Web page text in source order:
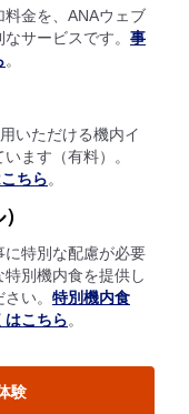
金を、ANAウェブ
サービスです。 事
。
いただける機内イ
ます（有料）。
ちら。
特別な配慮が必要
別機内食を提供し
い。 特別機内食
はこちら。
験